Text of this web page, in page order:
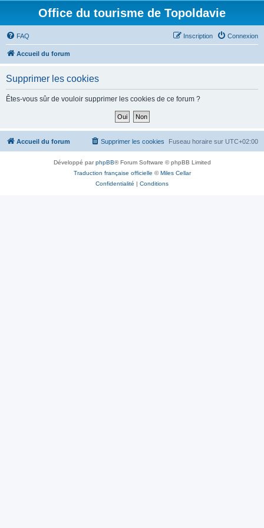
Office du tourisme de Topoldavie
FAQ Connexion
Inscription
Accueil du forum
Supprimer les cookies
Êtes-vous sûr de vouloir supprimer les cookies de ce forum ?
Accueil du forum Fuseau horaire sur UTC+02:00
Supprimer les cookies
Développé parphpBB® Forum Software © phpBB Limited
Traduction française officielle ©Miles Cellar
Confidentialité | Conditions